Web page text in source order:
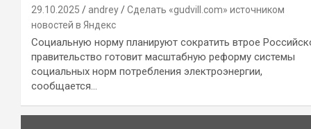
29.10.2025 andrey
Сделать «gudvill.com» источником
новостей в Яндекс
Социальную норму планируют сократить втрое
правительство готовит масштабную реформу системы
социальных норм потребления электроэнергии,
сообщается…